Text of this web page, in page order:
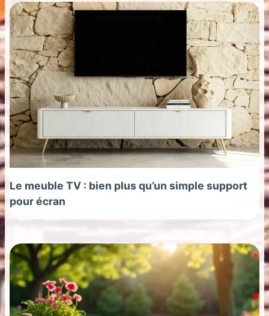
Le meuble TV : bien plus qu’un simple support
pour écran